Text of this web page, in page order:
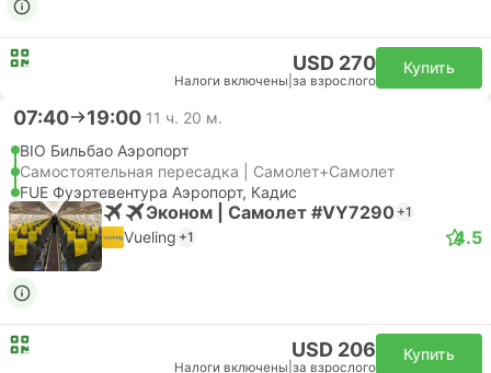
USD 270
Налоги включены за взрослого
Купить
07:40 19:00 11 ч. 20 м.
BIO Бильбао Аэропорт
Самостоятельная пересадка | Самолет+Самолет
FUE Фуэртевентура Аэропорт, Кадис
Эконом | Самолет #VY7290 +1
Vueling +1 4.5
USD 206
Налоги включены за взрослого
Купить